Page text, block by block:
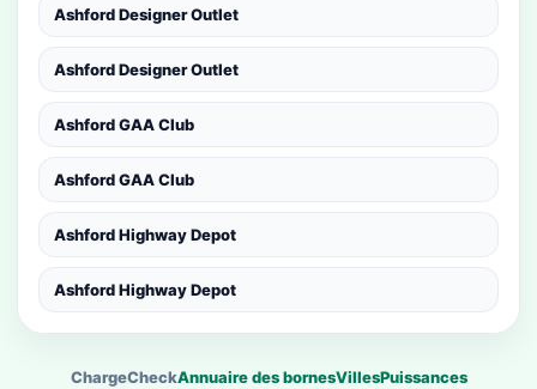
Ashford Designer Outlet
Ashford Designer Outlet
Ashford GAA Club
Ashford GAA Club
Ashford Highway Depot
Ashford Highway Depot
ChargeCheckAnnuaire des bornesVillesPuissances